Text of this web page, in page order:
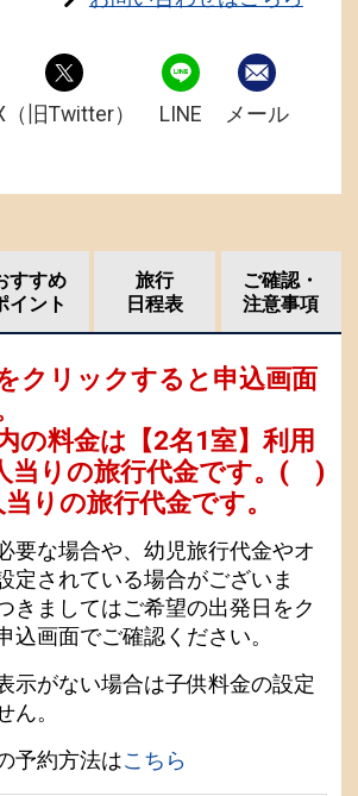
（旧Twitter） LINE メール
すすめ
イント
旅行
日程表
ご確認・
注意事項
クリックすると申込画面
の料金は 【2名1室】利用
りの旅行代金です。 ( )
りの旅行代金です。
要な場合や、幼児旅行代金やオ
定されている場合がございま
きましてはご希望の出発日をク
込画面でご確認ください。
示がない場合は子供料金の設定
ん。
予約方法はこちら